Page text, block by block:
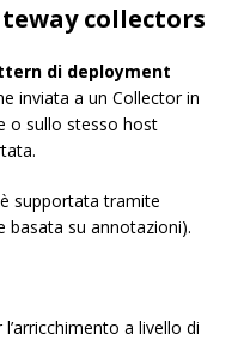
collectors
di deployment
inviata a un Collector in
o sullo stesso host
supportata tramite
basata su annotazioni).
l’arricchimento a livello di